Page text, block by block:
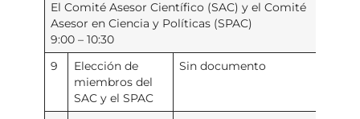
El Comité Asesor Científico (SAC) y el Comité
Asesor en Ciencia y Políticas (SPAC)
9:00 – 10:30
9
Elección de
miembros del
SAC y el SPAC
Sin documento